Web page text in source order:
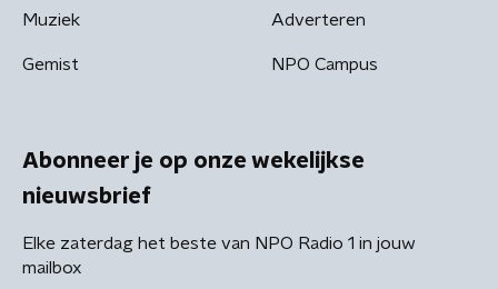
Muziek
Gemist
Adverteren
NPO Campus
Abonneer je op onze wekelijkse
nieuwsbrief
Elke zaterdag het beste van NPO Radio 1 in jouw
mailbox